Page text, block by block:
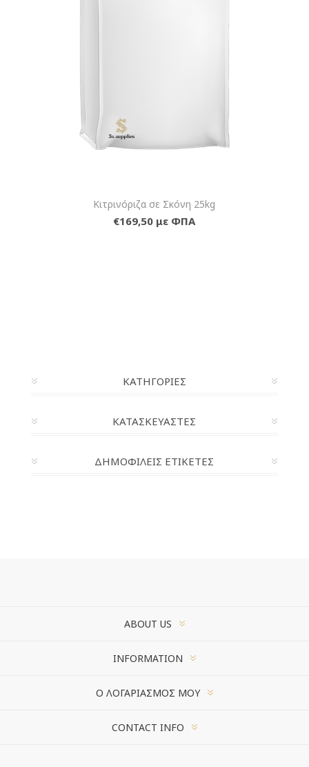
Κιτρινόριζα σε Σκόνη 25kg
€169,50 με ΦΠΑ
ΚΑΤΗΓΟΡΊΕΣ
ΚΑΤΑΣΚΕΥΑΣΤΈΣ
ΔΗΜΟΦΙΛΕΙΣ ΕΤΙΚΕΤΕΣ
ABOUT US
INFORMATION
Ο ΛΟΓΑΡΙΑΣΜΌΣ ΜΟΥ
CONTACT INFO